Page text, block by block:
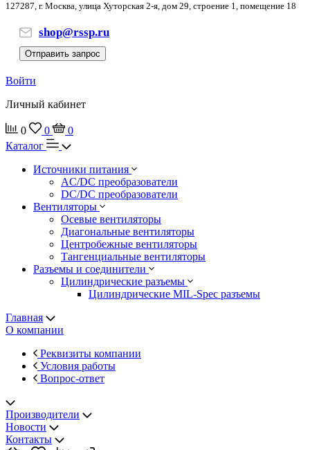
127287, г. Москва, улица Хуторская 2-я, дом 29, строение 1, помещение 18
shop@rssp.ru
Отправить запрос
Войти
Личный кабинет
0 0
0
Каталог
Источники питания
AC/DC преобразователи
DC/DC преобразователи
Вентиляторы
Осевые вентиляторы
Диагональные вентиляторы
Центробежные вентиляторы
Тангенциальные вентиляторы
Разъемы и соединители
Цилиндрические разъемы
Цилиндрические MIL-Spec разъемы
Главная
О компании
Реквизиты компании
Условия работы
Вопрос-ответ
Производители
Новости
Контакты